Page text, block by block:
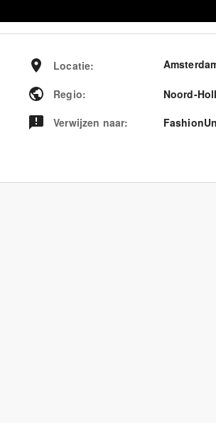
Locatie:
Regio: Noord-
Verwijzen naar: